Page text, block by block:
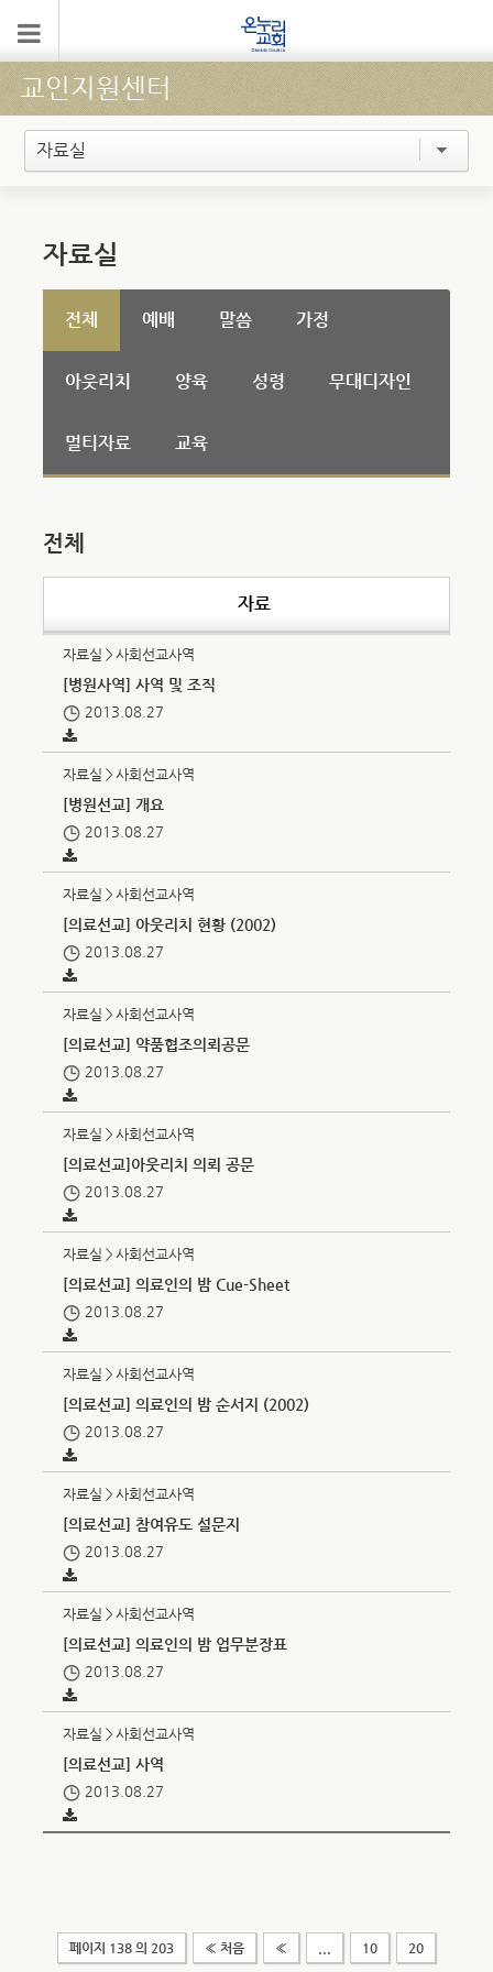
교인지원센터
자료실
자료실
전체 예배 말씀 가정
아웃리치 양육 성령 무대디자인
멀티자료 교육
전체
자료
자료실＞사회선교사역
[병원사역] 사역 및 조직
2013.08.27
자료실＞사회선교사역
[병원선교] 개요
2013.08.27
자료실＞사회선교사역
[의료선교] 아웃리치 현황 (2002)
2013.08.27
자료실＞사회선교사역
[의료선교] 약품협조의뢰공문
2013.08.27
자료실＞사회선교사역
[의료선교]아웃리치 의뢰 공문
2013.08.27
자료실＞사회선교사역
[의료선교] 의료인의 밤 Cue-Sheet
2013.08.27
자료실＞사회선교사역
[의료선교] 의료인의 밤 순서지 (2002)
2013.08.27
자료실＞사회선교사역
[의료선교] 참여유도 설문지
2013.08.27
자료실＞사회선교사역
[의료선교] 의료인의 밤 업무분장표
2013.08.27
자료실＞사회선교사역
[의료선교] 사역
2013.08.27
페이지 138 의 203 « 처음 « 10 20